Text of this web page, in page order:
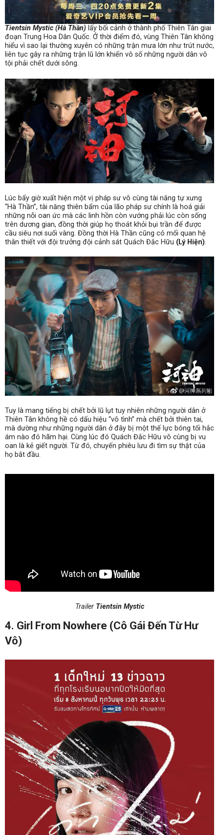
Tientsin Mystic (Hà Thần) lấy bối cảnh ở thành phố Thiên Tân giai
đoạn Trung Hoa Dân Quốc. Ở thời điểm đó, vùng Thiên Tân không
hiểu vì sao lại thường xuyên có những trận mưa lớn như trút nước,
liên tục gây ra những trận lũ lớn khiến vô số những người dân vô
tội phải chết dưới sông.
Lúc bấy giờ xuất hiện một vị pháp sư vô cùng tài năng tự xưng
“Hà Thần”, tài năng thiên bẩm của lão pháp sư chính là hoá giải
những nỗi oan ức mà các linh hồn còn vướng phải lúc còn sống
trên dương gian, đồng thời giúp họ thoát khỏi bụi trần để được
cầu siêu nơi suối vàng. Đồng thời Hà Thần cũng có mối quan hệ
thân thiết với đội trưởng đội cảnh sát Quách Đắc Hữu (Lý Hiện).
Tuy là mang tiếng bị chết bởi lũ lụt tuy nhiên những người dân ở
Thiên Tân không hề có dấu hiệu “vô tình” mà chết bởi thiên tai,
mà dường như những người dân ở đây bị một thế lực bóng tối hắc
ám nào đó hãm hại. Cùng lúc đó Quách Đắc Hữu vô cùng bị vu
oan là kẻ giết người. Từ đó, chuyến phiêu lưu đi tìm sự thật của
họ bắt đầu.
Trailer Tientsin Mystic
4. Girl From Nowhere (Cô Gái Đến Từ Hư
Vô)